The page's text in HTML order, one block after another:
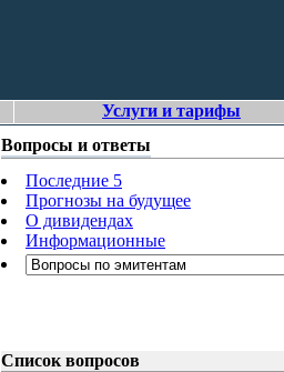
Услуги и тарифы
Вопросы и ответы
Последние 5
Прогнозы на будущее
О дивидендах
Информационные
Список вопросов